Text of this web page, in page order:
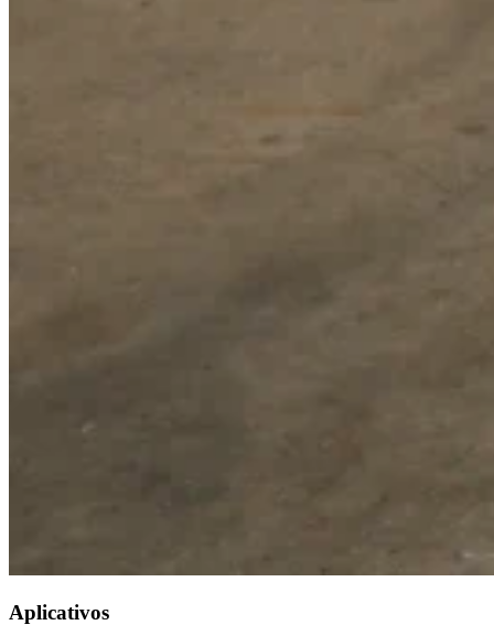
Aplicativos